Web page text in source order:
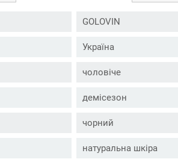
GOLOVIN
Україна
чоловіче
демісезон
чорний
натуральна шкіра